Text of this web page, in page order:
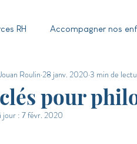
RH Accompagner nos
Diversité et inclusion
pour
Roulin 28 janv. 2020 3 min de
jour : 7 févr. 2020